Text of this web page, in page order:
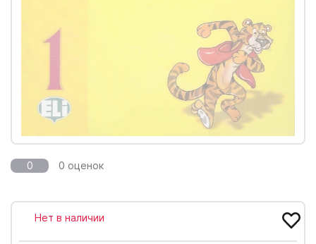
0 0 оценок
Нет в наличии